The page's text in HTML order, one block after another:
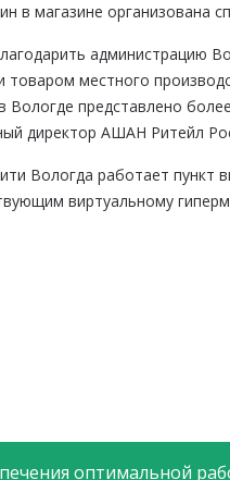
оптимальной
в магазине организована
администрацию
товаром местного
Вологде представлено
директор АШАН Ритейл
Вологда работает пункт
виртуальному